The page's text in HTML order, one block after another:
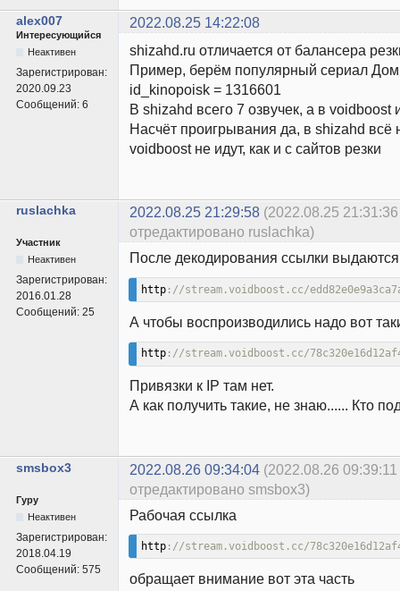
alex007 2022.08.25 14:22:08
Интересующийся
Неактивен
Зарегистрирован:
2020.09.23
Сообщений: 6
shizahd.ru отличается от балансера
Пример, берём популярный сериал
id_kinopoisk = 1316601
В shizahd всего 7 озвучек, а в voidboost
Насчёт проигрывания да, в shizahd всё
voidboost не идут, как и с сайтов резки
ruslachka 2022.08.25 21:29:58 (2022.08.25 21:31:36
отредактировано ruslachka)
Участник
Неактивен
Зарегистрирован:
2016.01.28
Сообщений: 25
После декодирования ссылки выдаются
http://stream.voidboost.cc/
А чтобы воспроизводились надо вот
http://stream.voidboost.cc/
Привязки к IP там нет.
А как получить такие, не знаю...... Кто
smsbox3 2022.08.26 09:34:04 (2022.08.26 09:39:11
отредактировано smsbox3)
Гуру
Неактивен
Зарегистрирован:
2018.04.19
Сообщений: 575
Рабочая ссылка
http://stream.voidboost.cc/
обращает внимание вот эта часть